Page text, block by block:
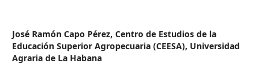
José Ramón Capo Pérez, Centro de Estudios de la
Educación Superior Agropecuaria (CEESA), Universidad
Agraria de La Habana